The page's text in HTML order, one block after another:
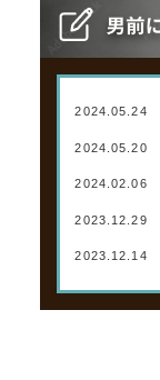
2024.05.24
2024.05.20
2024.02.06
2023.12.29
2023.12.14